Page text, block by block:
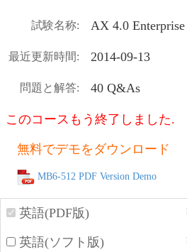
試験名称: AX 4.0
最近更新時間: 2014-09-13
問題と解答: 40 Q&As
このコースもう終了しました.
無料でデモをダウンロード
MB6-512 PDF Version Demo
英語(PDF版)
英語(ソフト版)